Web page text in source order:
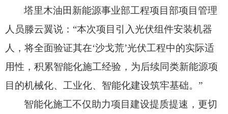
塔里木油田新能源事业部工程项目部项目管理
人员滕云翼说：“本次项目引入光伏组件安装机器
人， 将全面验证其在‘沙戈荒’光伏工程中的实际适
用性， 积累智能化施工经验， 为后续同类新能源项
目的机械化、 工业化、 智能化建设筑牢基础。 ”
智能化施工不仅助力项目建设提质提速， 更切